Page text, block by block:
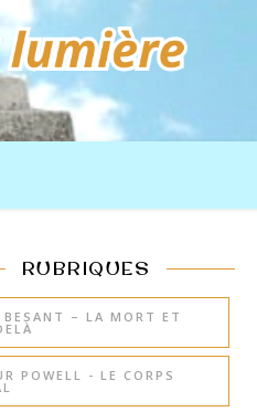
RUBRIQUES
BESANT – LA MORT ET
POWELL - LE CORPS